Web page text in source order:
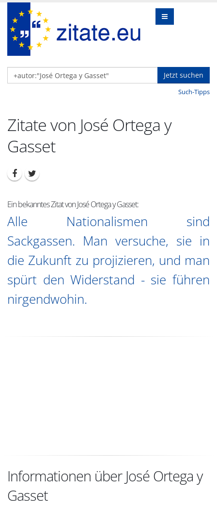
Jetzt suchen
Such-Tipps
Zitate von José Ortega y
Gasset
Ein bekanntes Zitat von José Ortega y Gasset:
Alle Nationalismen sind
Sackgassen. Man versuche, sie in
die Zukunft zu projizieren, und man
spürt den Widerstand - sie führen
nirgendwohin.
Informationen über José Ortega y
Gasset